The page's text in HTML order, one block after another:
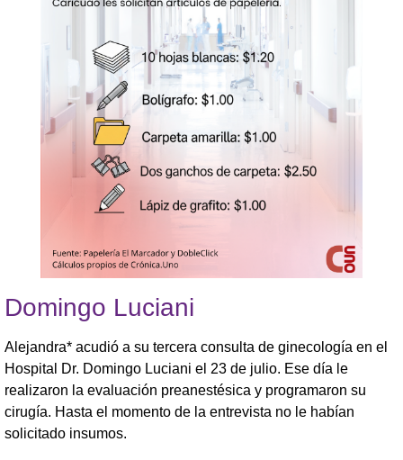
Domingo Luciani
Alejandra* acudió a su tercera consulta de ginecología en el
Hospital Dr. Domingo Luciani el 23 de julio. Ese día le
realizaron la evaluación preanestésica y programaron su
cirugía. Hasta el momento de la entrevista no le habían
solicitado insumos.